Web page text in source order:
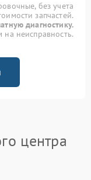
без учета
запчастей.
диагностику.
неисправность.
центра